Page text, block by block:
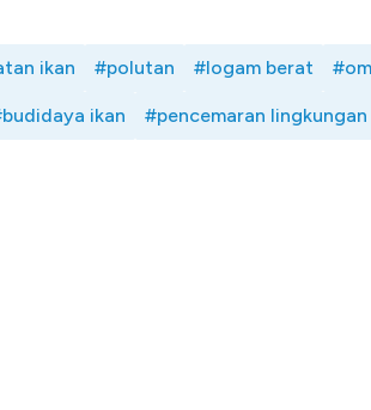
ikan #polutan #logam berat
ikan #pencemaran lingkungan